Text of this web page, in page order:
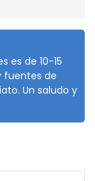
es de 10-15
fuentes de
Un saludo y